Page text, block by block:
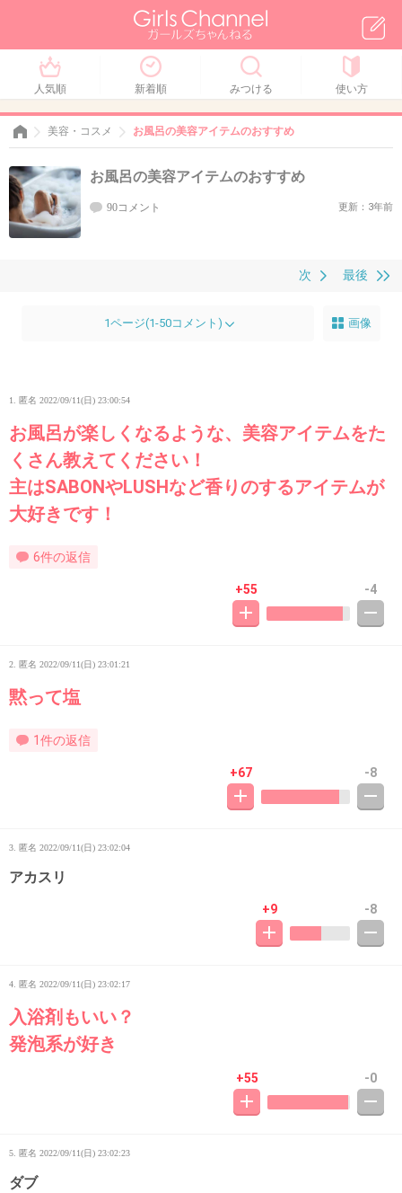
人気順 新着順 みつける 使い方
美容・コスメ お風呂の美容アイテムのおすすめ
お風呂の美容アイテムのおすすめ
90コメント 更新：3年前
最後
次
1ページ(1-50コメント) 画像
1. 匿名 2022/09/11(日) 23:00:54
お風呂が楽しくなるような、美容アイテムをた
くさん教えてください！
主はSABONやLUSHなど香りのするアイテムが
大好きです！
6件の返信
+55 -4
2. 匿名 2022/09/11(日) 23:01:21
黙って塩
1件の返信
+67 -8
3. 匿名 2022/09/11(日) 23:02:04
アカスリ
+9 -8
4. 匿名 2022/09/11(日) 23:02:17
入浴剤もいい？
発泡系が好き
+55 -0
5. 匿名 2022/09/11(日) 23:02:23
ダブ